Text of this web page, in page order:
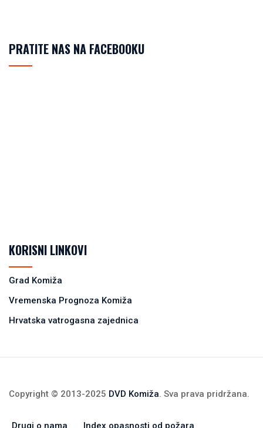
PRATITE NAS NA FACEBOOKU
KORISNI LINKOVI
Grad Komiža
Vremenska Prognoza Komiža
Hrvatska vatrogasna zajednica
Copyright © 2013-2025 DVD Komiža. Sva prava pridržana.
Drugi o nama Index opasnosti od požara